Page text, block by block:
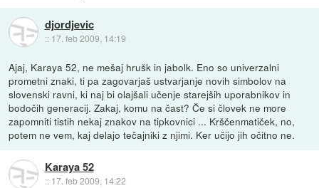
djordjevic
:: 17. feb 2009, 14:19
Ajaj, Karaya 52, ne mešaj hrušk in jabolk. Eno so univerzalni
prometni znaki, ti pa zagovarjaš ustvarjanje novih simbolov na
slovenski ravni, ki naj bi olajšali učenje starejših uporabnikov in
bodočih generacij. Zakaj, komu na čast? Če si človek ne more
zapomniti tistih nekaj znakov na tipkovnici ... Krščenmatiček, no,
potem ne vem, kaj delajo tečajniki z njimi. Ker učijo jih očitno ne.
Karaya 52
:: 17. feb 2009, 14:22